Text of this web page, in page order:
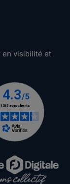
en visibilité et